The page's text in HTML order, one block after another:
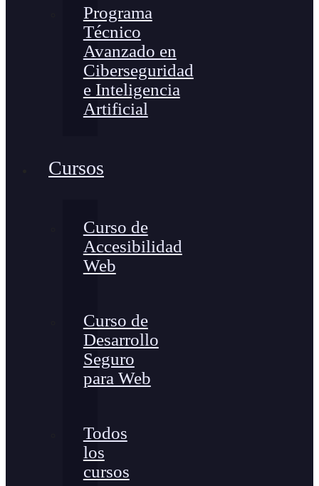
Programa
Técnico
Avanzado en
Ciberseguridad
e Inteligencia
Artificial
Cursos
Curso de
Accesibilidad
Web
Curso de
Desarrollo
Seguro
para Web
Todos
los
cursos